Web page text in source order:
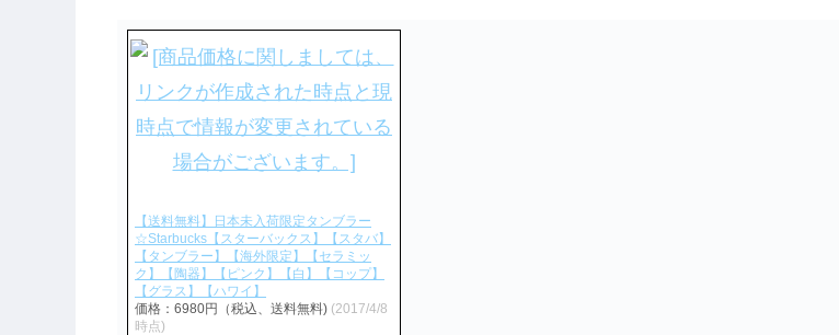
【送料無料】日本未入荷限定タンブラー
☆Starbucks【スターバックス】【スタバ】
【タンブラー】【海外限定】【セラミッ
ク】【陶器】【ピンク】【白】【コップ】
【グラス】【ハワイ】
価格：6980円（税込、送料無料) (2017/4/8
時点)